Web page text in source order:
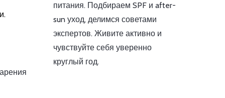
питания. Подбираем SPF и after-
sun уход, делимся советами
экспертов. Живите активно и
чувствуйте себя уверенно
круглый год.